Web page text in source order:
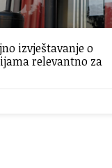
izvještavanje o
relevantno za